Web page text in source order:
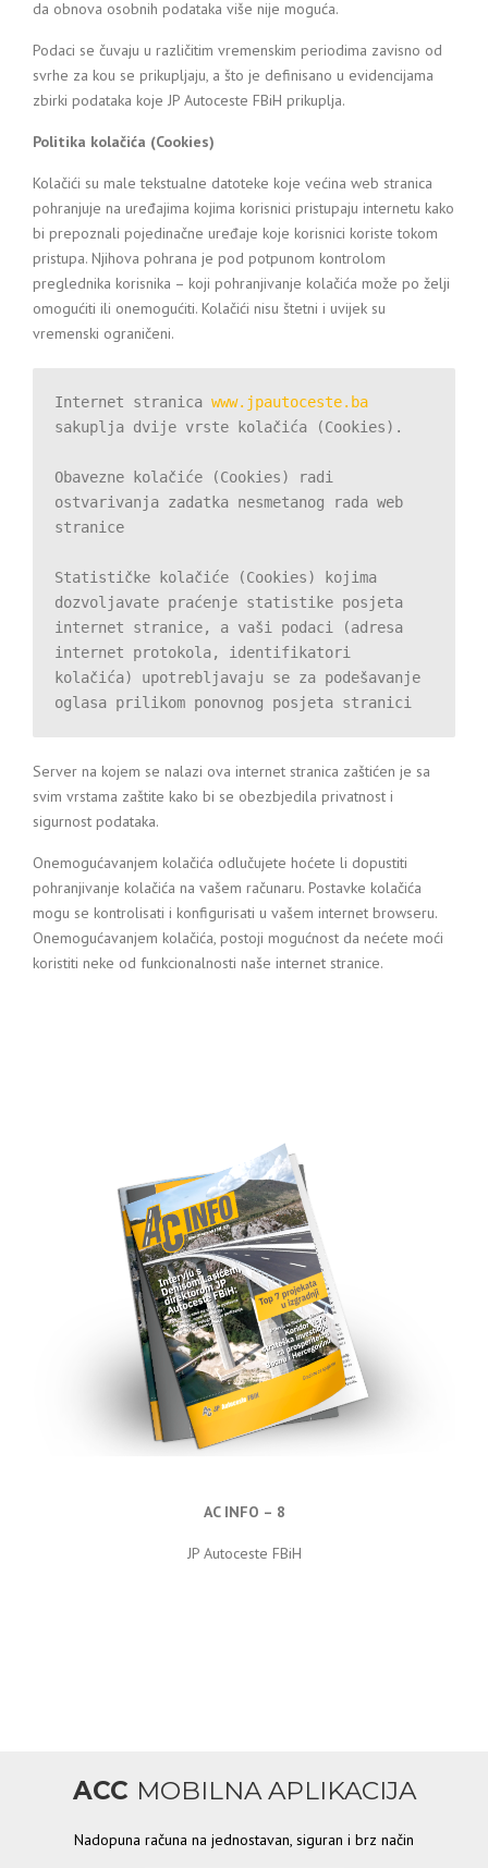
da obnova osobnih podataka više nije moguća.
Podaci se čuvaju u različitim vremenskim periodima zavisno od
svrhe za kou se prikupljaju, a što je definisano u evidencijama
zbirki podataka koje JP Autoceste FBiH prikuplja.
Politika kolačića (Cookies)
Kolačići su male tekstualne datoteke koje većina web stranica
pohranjuje na uređajima kojima korisnici pristupaju internetu kako
bi prepoznali pojedinačne uređaje koje korisnici koriste tokom
pristupa. Njihova pohrana je pod potpunom kontrolom
preglednika korisnika – koji pohranjivanje kolačića može po želji
omogućiti ili onemogućiti. Kolačići nisu štetni i uvijek su
vremenski ograničeni.
Internet stranica www.jpautoceste.ba
sakuplja dvije vrste kolačića (Cookies).
Obavezne kolačiće (Cookies) radi
ostvarivanja zadatka nesmetanog rada web
stranice
Statističke kolačiće (Cookies) kojima
dozvoljavate praćenje statistike posjeta
internet stranice, a vaši podaci (adresa
internet protokola, identifikatori
kolačića) upotrebljavaju se za podešavanje
Server na kojem se nalazi ova internet stranica zaštićen je sa
svim vrstama zaštite kako bi se obezbjedila privatnost i
sigurnost podataka.
Onemogućavanjem kolačića odlučujete hoćete li dopustiti
pohranjivanje kolačića na vašem računaru. Postavke kolačića
mogu se kontrolisati i konfigurisati u vašem internet browseru.
Onemogućavanjem kolačića, postoji mogućnost da nećete moći
koristiti neke od funkcionalnosti naše internet stranice.
AC INFO – 8
JP Autoceste FBiH
ACC MOBILNA APLIKACIJA
Nadopuna računa na jednostavan, siguran i brz način